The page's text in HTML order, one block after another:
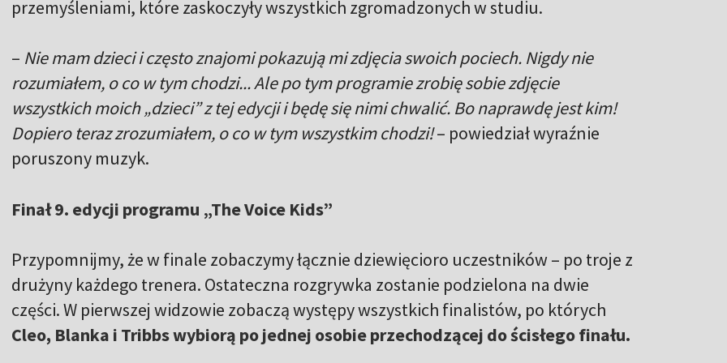
przemyśleniami, które zaskoczyły wszystkich zgromadzonych w studiu.
– Nie mam dzieci i często znajomi pokazują mi zdjęcia swoich pociech. Nigdy nie
rozumiałem, o co w tym chodzi... Ale po tym programie zrobię sobie zdjęcie
wszystkich moich „dzieci” z tej edycji i będę się nimi chwalić. Bo naprawdę jest kim!
Dopiero teraz zrozumiałem, o co w tym wszystkim chodzi!– powiedział wyraźnie
poruszony muzyk.
Finał 9. edycji programu „The Voice Kids”
Przypomnijmy, że w finale zobaczymy łącznie dziewięcioro uczestników – po troje z
drużyny każdego trenera. Ostateczna rozgrywka zostanie podzielona na dwie
części. W pierwszej widzowie zobaczą występy wszystkich finalistów, po których
Cleo, Blanka i Tribbs wybiorą po jednej osobie przechodzącej do ścisłego finału.